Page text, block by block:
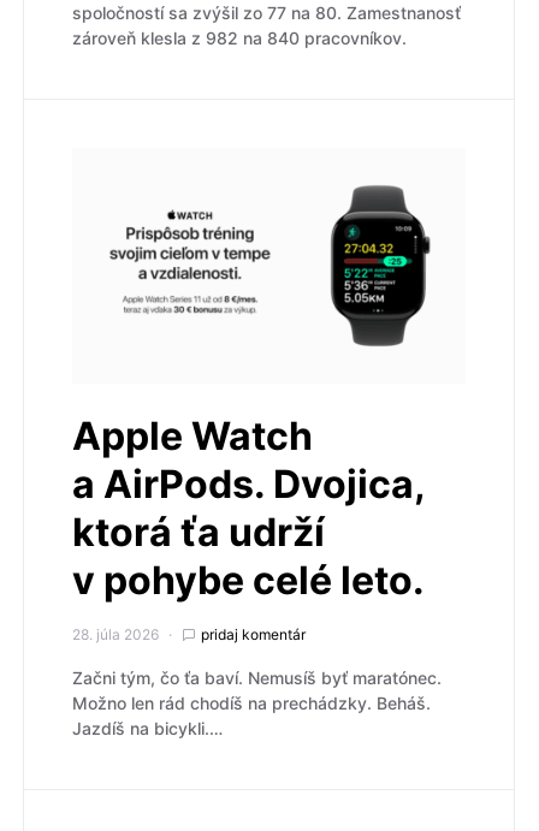
spoločností sa zvýšil zo 77 na 80. Zamestnanosť
zároveň klesla z 982 na 840 pracovníkov.
Apple Watch
a AirPods. Dvojica,
ktorá ťa udrží
v pohybe celé leto.
28. júla 2026 pridaj komentár
Začni tým, čo ťa baví. Nemusíš byť maratónec.
Možno len rád chodíš na prechádzky. Beháš.
Jazdíš na bicykli.…